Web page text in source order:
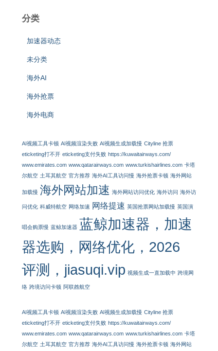
分类
加速器动态
未分类
海外AI
海外抢票
海外电商
AI视频工具卡顿 AI视频渲染失败 AI视频生成加载慢 Cityline 抢票
eticketing打不开 eticketing支付失败 https://kuwaitairways.com/
www.emirates.com www.qatarairways.com www.turkishairlines.com 卡塔
尔航空 土耳其航空 官方推荐 海外AI工具访问慢 海外抢票卡顿 海外网站
加载慢 海外网站加速 海外网站访问优化 海外访问 海外访
问优化 科威特航空 网络加速 网络提速 英国抢票网站加载慢 英国演
唱会购票慢 蓝鲸加速器 蓝鲸加速器，加速
器选购，网络优化，2026
评测，jiasuqi.vip 视频生成一直加载中 跨境网
络 跨境访问卡顿 阿联酋航空
AI视频工具卡顿 AI视频渲染失败 AI视频生成加载慢 Cityline 抢票
eticketing打不开 eticketing支付失败 https://kuwaitairways.com/
www.emirates.com www.qatarairways.com www.turkishairlines.com 卡塔
尔航空 土耳其航空 官方推荐 海外AI工具访问慢 海外抢票卡顿 海外网站